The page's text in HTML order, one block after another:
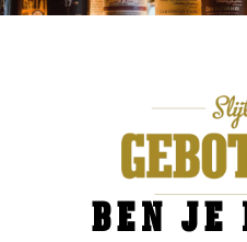
Privacy verklaring
Algemene voorwaarden
BEN JE